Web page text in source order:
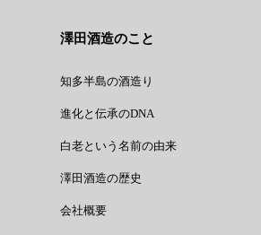
澤田酒造のこと
知多半島の酒造り
進化と伝承のDNA
白老という名前の由来
澤田酒造の歴史
会社概要